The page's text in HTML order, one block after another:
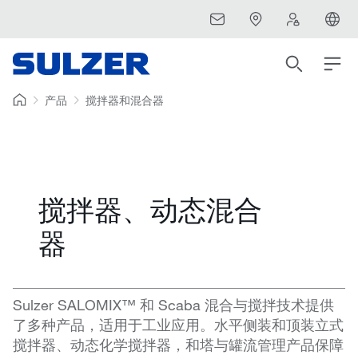
产品 搅拌器和混合器
搅拌器、动态混合
器
Sulzer SALOMIX™ 和 Scaba 混合与搅拌技术提供
了多种产品，适用于工业应用。水平侧装和顶装立式
搅拌器、动态化学搅拌器，和塔与罐流管理产品保障